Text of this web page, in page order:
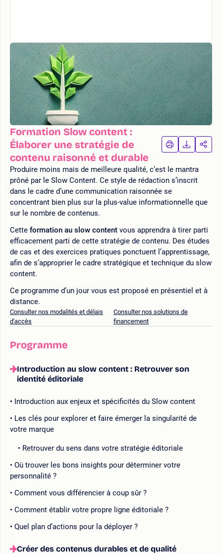
Formation Slow content :
Élaborer une stratégie de
contenu raisonné et durable
IMPRIMER
LA
LA
Produire moins mais de meilleure qualité, c’est le mantra
prôné par le Slow Content. Ce style de rédaction s’inscrit
dans le cadre d’une communication raisonnée se
concentrant bien plus sur la plus-value informationnelle que
sur le nombre de contenus.
Cette formation au slow content vous apprendra à tirer parti
efficacement parti de cette stratégie de contenu. Des études
de cas et des exercices pratiques ponctuent l’apprentissage,
afin de s’approprier le cadre stratégique et technique du slow
content.
Ce programme d’un jour vous est proposé en présentiel et à
distance.
Consulter nos modalités et délais
d'accès
Consulter nos solutions de
financement
Programme
Introduction au slow content : Retrouver son
identité éditoriale
Introduction aux enjeux et spécificités du Slow content
Les clés pour explorer et faire émerger la singularité de
votre marque
Retrouver du sens dans votre stratégie éditoriale
Où trouver les bons insights pour déterminer votre
personnalité ?
Comment vous différencier à coup sûr ?
Comment établir votre propre ligne éditoriale ?
Quel plan d’actions pour la déployer ?
Créer des contenus durables et de qualité